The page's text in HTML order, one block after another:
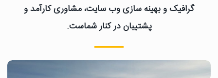
گرافیک و بهینه سازی وب سایت، مشاوری کارآمد و
پشتیبان در کنار شماست.